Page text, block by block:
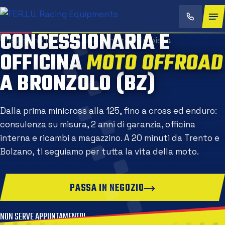
CONCESSIONARIA E
OFFICINAMOTO OFFROAD
A BRONZOLO (BZ)
Dalla prima minicross alla 125, fino a cross ed enduro:
consulenza su misura, 2 anni di garanzia, officina
interna e ricambi a magazzino. A 20 minuti da Trento e
Bolzano, ti seguiamo per tutta la vita della moto.
PASSA IN NEGOZIO
NON SERVE APPUNTAMENTO!